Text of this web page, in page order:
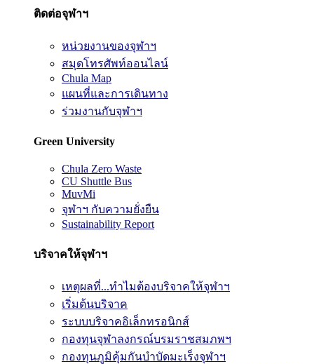
ติดต่อจุฬาฯ
หน่วยงานของจุฬาฯ
สมุดโทรศัพท์ออนไลน์
Chula Map
แผนที่และการเดินทาง
ร่วมงานกับจุฬาฯ
Green University
Chula Zero Waste
CU Shuttle Bus
MuvMi
จุฬาฯ กับความยั่งยืน
Sustainability Report
บริจาคให้จุฬาฯ
เหตุผลที่...ทำไมต้องบริจาคให้จุฬาฯ
เริ่มต้นบริจาค
ระบบบริจาคอิเล็กทรอนิกส์
กองทุนจุฬาลงกรณ์บรมราชสมภพฯ
กองทุนภูมิคุ้มกันบำบัดมะเร็งจุฬาฯ